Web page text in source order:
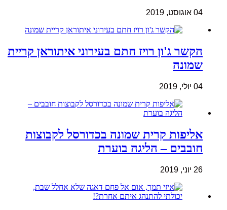
04 אוגוסט, 2019
הקשר ג'ון רויז חתם בעירוני איתוראן קריית
שמונה
04 יולי, 2019
אליפות קרית שמונה בכדורסל לקבוצות
חובבים – הליגה בוערת
26 יוני, 2019